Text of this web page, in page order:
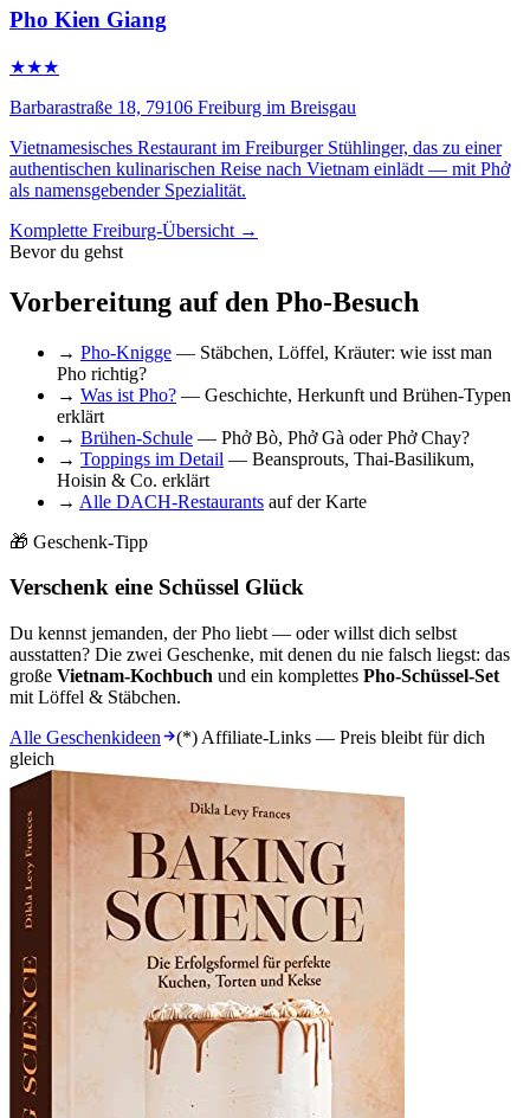
Pho Kien Giang
★★★
Barbarastraße 18, 79106 Freiburg im Breisgau
Vietnamesisches Restaurant im Freiburger Stühlinger, das zu einer
authentischen kulinarischen Reise nach Vietnam einlädt — mit Phở
als namensgebender Spezialität.
Komplette Freiburg-Übersicht →
Bevor du gehst
Vorbereitung auf den Pho-Besuch
→ Pho-Knigge — Stäbchen, Löffel, Kräuter: wie isst man
Pho richtig?
→ Was ist Pho? — Geschichte, Herkunft und Brühen-Typen
erklärt
→ Brühen-Schule — Phở Bò, Phở Gà oder Phở Chay?
→ Toppings im Detail — Beansprouts, Thai-Basilikum,
Hoisin & Co. erklärt
→ Alle DACH-Restaurants auf der Karte
🎁 Geschenk-Tipp
Verschenk eine Schüssel Glück
Du kennst jemanden, der Pho liebt — oder willst dich selbst
ausstatten? Die zwei Geschenke, mit denen du nie falsch liegst: das
große Vietnam-Kochbuch und ein komplettes Pho-Schüssel-Set
mit Löffel & Stäbchen.
Alle Geschenkideen
(*) Affiliate-Links — Preis bleibt für dich
gleich